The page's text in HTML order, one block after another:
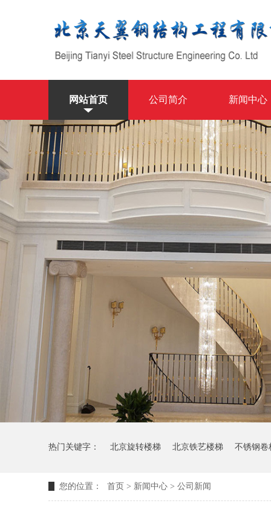
网站首页 公司简介 新闻中心
热门关键字： 北京旋转楼梯 北京铁艺楼梯 不锈钢卷
您的位置： 首页 > 新闻中心 > 公司新闻